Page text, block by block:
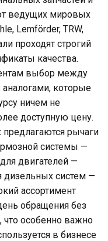
ведущих мировых
Lemförder, TRW,
проходят строгий
качества.
выбор между
которые
ничем не
доступную цену.
рычаги
системы —
двигателей —
дизельных систем —
ассортимент
обращения без
что особенно важно
в бизнесе